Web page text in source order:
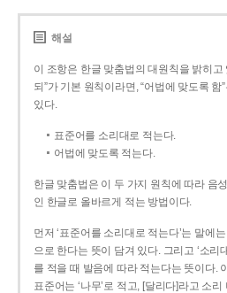
해설
이 조항은 한글 맞춤법의 대원칙을 밝히고
되”가 기본 원칙이라면, “어법에 맞도록 함
있다.
표준어를 소리대로 적는다.
어법에 맞도록 적는다.
한글 맞춤법은 이 두 가지 원칙에 따라 음
인 한글로 올바르게 적는 방법이다.
먼저 ‘표준어를 소리대로 적는다’는 말에
으로 한다는 뜻이 담겨 있다. 그리고 ‘소리
를 적을 때 발음에 따라 적는다는 뜻이다.
표준어는 ‘나무’로 적고, [달리다]라고 소리